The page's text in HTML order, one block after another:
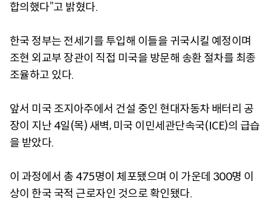
합의했다”고 밝혔다.
한국 정부는 전세기를 투입해 이들을 귀국시킬 예정이며
조현 외교부 장관이 직접 미국을 방문해 송환 절차를 최종
조율하고 있다.
앞서 미국 조지아주에서 건설 중인 현대자동차 배터리 공
장이 지난 4일(목) 새벽, 미국 이민세관단속국(ICE)의 급습
을 받았다.
이 과정에서 총 475명이 체포됐으며 이 가운데 300명 이
상이 한국 국적 근로자인 것으로 확인됐다.